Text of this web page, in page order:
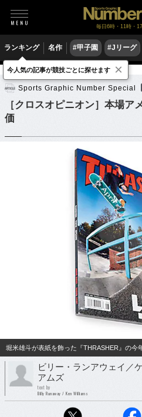
毎日6時・11時・
ランキング 名作 #甲子園 #Jリーグ
他競技 スケートボード
Sports Graphic Number Special
［クロスオピニオン］本場ア
価
堀米雄斗が表紙を飾った『THRASHER』の今
ビリー・ランアウェイ／
アムズ
text by
Billy Runaway / Ken Williams
今人気の記事が競技ごとに探せます ×